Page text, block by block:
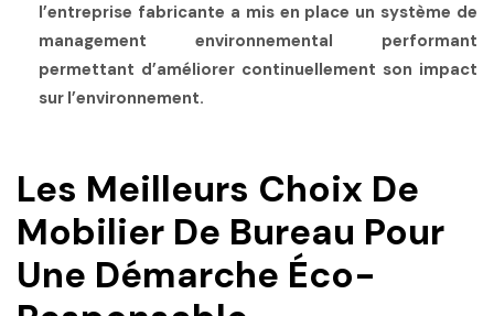
l’entreprise fabricante a mis en place un système de
management environnemental performant
permettant d’améliorer continuellement son impact
sur l’environnement.
Les Meilleurs Choix De
Mobilier De Bureau Pour
Une Démarche Éco-